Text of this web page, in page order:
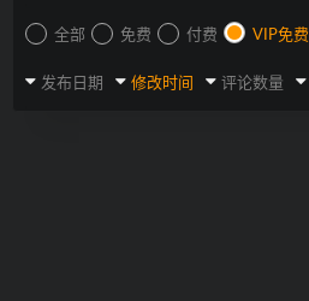
全部 免费 付费 VIP免费
发布日期 修改时间 评论数量